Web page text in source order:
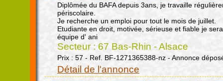
Diplômée du BAFA depuis 3ans, je travaille
périscolaire.
Je recherche un emploi pour tout le mois de juillet.
Etudiante en droit, motivée, sérieuse et fiable je
équipe d' ani
Secteur : 67 Bas-Rhin - Alsace
Prix : 57 - Ref. BF-1271365388-nz - Annonce
Détail de l'annonce